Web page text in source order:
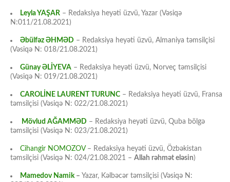
Leyla YAŞAR – Redaksiya heyəti üzvü, Yazar (Vəsiqə
N:011/21.08.2021)
Əbülfəz ƏHMƏD – Redaksiya heyəti üzvü, Almaniya təmsilçisi
(Vəsiqə N: 018/21.08.2021)
Günay ƏLİYEVA – Redaksiya heyəti üzvü, Norveç təmsilçisi
(Vəsiqə N: 019/21.08.2021)
CAROLİNE LAURENT TURUNC – Redaksiya heyəti üzvü, Fransa
təmsilçisi (Vəsiqə N: 022/21.08.2021)
Mövlud AĞAMMƏD – Redaksiya heyəti üzvü, Quba bölgə
təmsilçisi (Vəsiqə N: 023/21.08.2021)
Cihangir NOMOZOV– Redaksiya heyəti üzvü, Özbəkistan
təmsilçisi (Vəsiqə N: 024/21.08.2021 – Allah rəhmət eləsin)
Mamedov Namik– Yazar, Kəlbəcər təmsilçisi (Vəsiqə N: